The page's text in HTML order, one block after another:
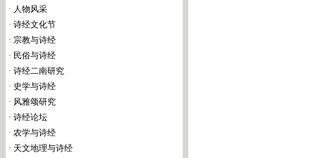
· 人物风采
· 诗经文化节
· 宗教与诗经
· 民俗与诗经
· 诗经二南研究
· 史学与诗经
· 风雅颂研究
· 诗经论坛
· 农学与诗经
· 天文地理与诗经